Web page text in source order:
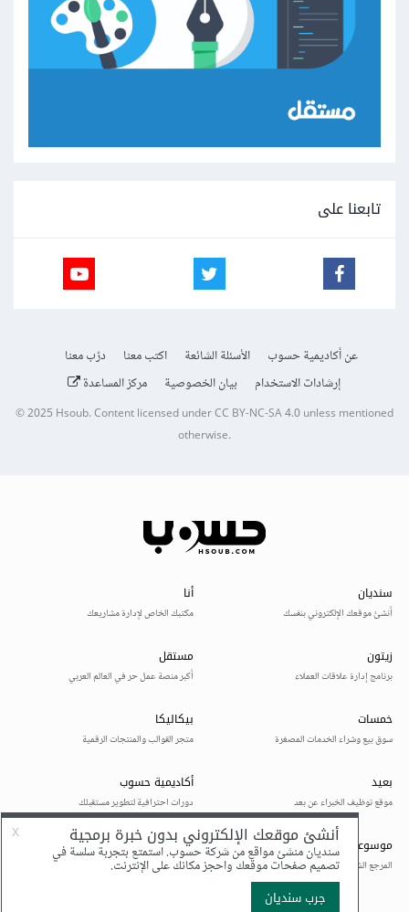
تابعنا على
عن أكاديمية حسوب الأسئلة الشائعة اكتب معنا
درّب معنا
إرشادات الاستخدام
بيان الخصوصية مركز المساعدة
© 2025Hsoub.Content licensed underCC BY-NC-SA 4.0unless mentioned
otherwise.